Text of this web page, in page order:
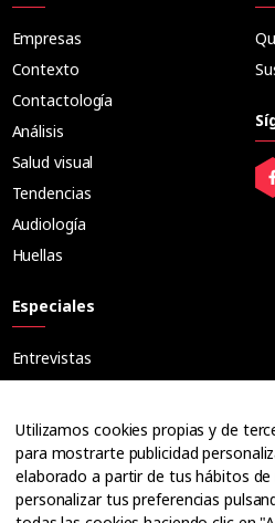
Empresas
Contexto
Contactología
Análisis
Salud visual
Tendencias
Audiología
Huellas
Especiales
Entrevistas
Ópticos
Cuadernos
Guías
Dossier
Utilizamos cookies propias y de
para mostrarte publicidad
elaborado a partir de tus hábitos de
personalizar tus preferencias